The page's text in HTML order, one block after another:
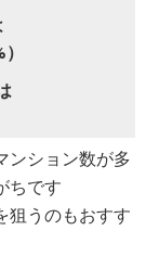
ンション数が多
ちです
狙うのもおすす